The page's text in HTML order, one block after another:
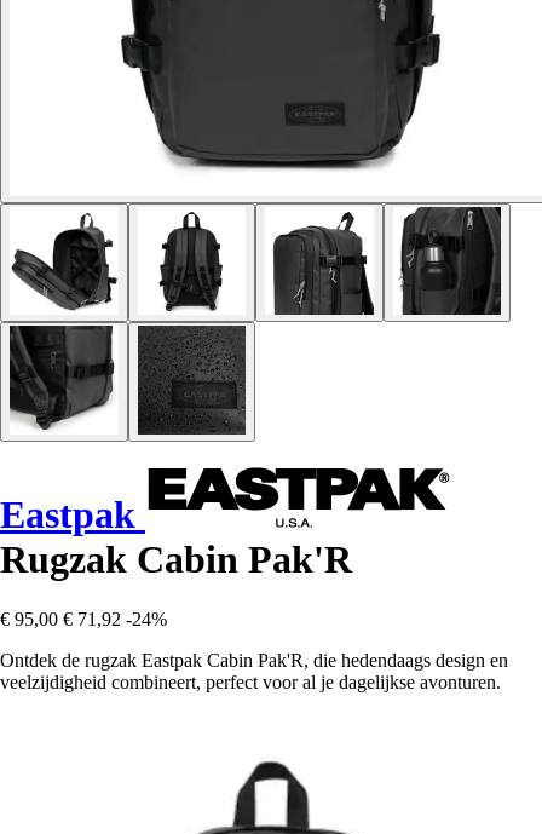
Eastpak
Rugzak Cabin Pak'R
€ 95,00 € 71,92 -24%
Ontdek de rugzak Eastpak Cabin Pak'R, die hedendaags design en
veelzijdigheid combineert, perfect voor al je dagelijkse avonturen.